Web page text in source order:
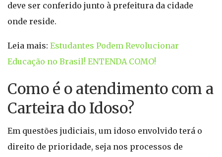
deve ser conferido junto à prefeitura da cidade
onde reside.
Leia mais: Estudantes Podem Revolucionar
Educação no Brasil! ENTENDA COMO!
Como é o atendimento com a
Carteira do Idoso?
Em questões judiciais, um idoso envolvido terá o
direito de prioridade, seja nos processos de